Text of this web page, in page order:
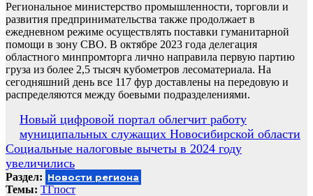
Региональное министерство промышленности, торговли и
развития предпринимательства также продолжает в
ежедневном режиме осуществлять поставки гуманитарной
помощи в зону СВО. В октябре 2023 года делегация
областного минпромторга лично направила первую партию
груза из более 2,5 тысяч кубометров лесоматериала. На
сегодняшний день все 117 фур доставлены на передовую и
распределяются между боевыми подразделениями.
Навигация
по
записям
Новый цифровой портал облегчит работу
муниципальных служащих Новосибирской области
Социальные налоговые вычеты в 2024 году
увеличились
Раздел: Новости региона
Темы: ТГпост